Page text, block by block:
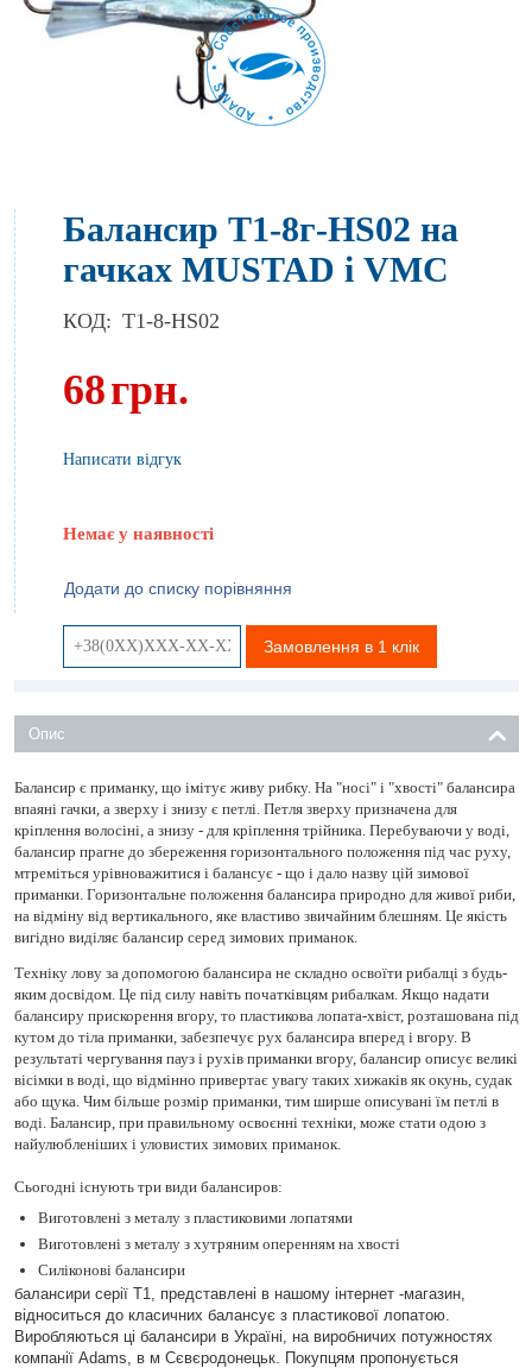
Балансир Т1-8г-HS02 на
гачках MUSTAD і VMC
КОД: T1-8-НS02
68грн.
Написати відгук
Немає у наявності
Додати до списку порівняння
Замовлення в 1 клік
Опис
Балансир є приманку, що імітує живу рибку. На "носі" і "хвості" балансира
впаяні гачки, а зверху і знизу є петлі. Петля зверху призначена для
кріплення волосіні, а знизу - для кріплення трійника. Перебуваючи у воді,
балансир прагне до збереження горизонтального положення під час руху,
мтреміться урівноважитися і балансує - що і дало назву цій зимової
приманки. Горизонтальне положення балансира природно для живої риби,
на відміну від вертикального, яке властиво звичайним блешням. Це якість
вигідно виділяє балансир серед зимових приманок.
Техніку лову за допомогою балансира не складно освоїти рибалці з будь-
яким досвідом. Це під силу навіть початківцям рибалкам. Якщо надати
балансиру прискорення вгору, то пластикова лопата-хвіст, розташована під
кутом до тіла приманки, забезпечує рух балансира вперед і вгору. В
результаті чергування пауз і рухів приманки вгору, балансир описує великі
вісімки в воді, що відмінно привертає увагу таких хижаків як окунь, судак
або щука. Чим більше розмір приманки, тим ширше описувані їм петлі в
воді. Балансир, при правильному освоєнні техніки, може стати одою з
найулюбленіших і уловистих зимових приманок.
Сьогодні існують три види балансиров:
Виготовлені з металу з пластиковими лопатями
Виготовлені з металу з хутряним оперенням на хвості
Силіконові балансири
балансири серії Т1, представлені в нашому інтернет -магазин,
відноситься до класичних балансує з пластикової лопатою.
Виробляються ці балансири в Україні, на виробничих потужностях
компанії Adams, в м Сєвєродонецьк. Покупцям пропонується